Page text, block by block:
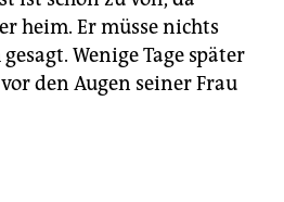
heim. Er müsse nichts
Wenige Tage später
den Augen seiner Frau